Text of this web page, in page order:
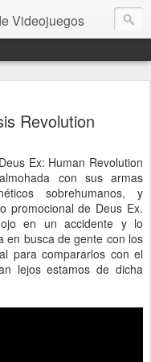
Videojuegos
Revolution
Ex: Human Revolution
con sus armas
sobrehumanos, y
promocional de Deus Ex.
en un accidente y lo
en busca de gente con los
para compararlos con el
lejos estamos de dicha